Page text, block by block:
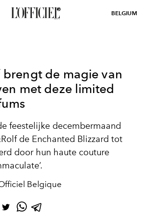
BELGIUM
de magie van
met deze limited
feestelijke decembermaand
de Enchanted Blizzard tot
door hun haute couture
Belgique